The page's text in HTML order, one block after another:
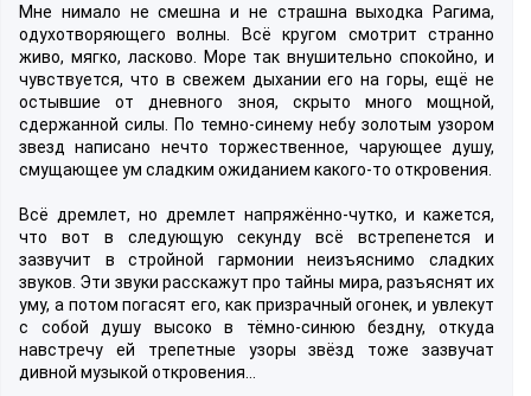
Мне нимало не смешна и не страшна выходка Рагима,
одухотворяющего волны. Всё кругом смотрит странно
живо, мягко, ласково. Море так внушительно спокойно, и
чувствуется, что в свежем дыхании его на горы, ещё не
остывшие от дневного зноя, скрыто много мощной,
сдержанной силы. По темно-синему небу золотым узором
звезд написано нечто торжественное, чарующее душу,
смущающее ум сладким ожиданием какого-то откровения.
Всё дремлет, но дремлет напряжённо-чутко, и кажется,
что вот в следующую секунду всё встрепенется и
зазвучит в стройной гармонии неизъяснимо сладких
звуков. Эти звуки расскажут про тайны мира, разъяснят их
уму, а потом погасят его, как призрачный огонек, и увлекут
с собой душу высоко в тёмно-синюю бездну, откуда
навстречу ей трепетные узоры звёзд тоже зазвучат
дивной музыкой откровения…